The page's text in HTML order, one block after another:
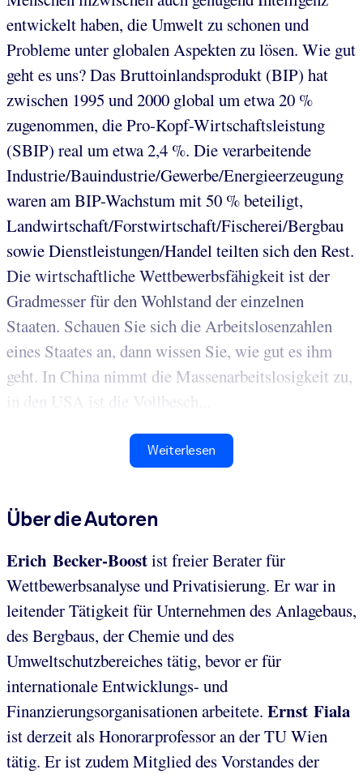
entwickelt haben, die Umwelt zu schonen und
Probleme unter globalen Aspekten zu lösen. Wie gut
geht es uns? Das Bruttoinlandsprodukt (BIP) hat
zwischen 1995 und 2000 global um etwa 20 %
zugenommen, die Pro-Kopf-Wirtschaftsleistung
(SBIP) real um etwa 2,4 %. Die verarbeitende
Industrie/Bauindustrie/Gewerbe/Energieerzeugung
waren am BIP-Wachstum mit 50 % beteiligt,
Landwirtschaft/Forstwirtschaft/Fischerei/Bergbau
sowie Dienstleistungen/Handel teilten sich den Rest.
Die wirtschaftliche Wettbewerbsfähigkeit ist der
Gradmesser für den Wohlstand der einzelnen
Staaten. Schauen Sie sich die Arbeitslosenzahlen
eines Staates an, dann wissen Sie, wie gut es ihm
geht. In China nimmt die Massenarbeitslosigkeit zu,
in den USA ist die Vollbesch...
Weiterlesen
Über die Autoren
Erich Becker-Boostist freier Berater für
Wettbewerbsanalyse und Privatisierung. Er war in
leitender Tätigkeit für Unternehmen des Anlagebaus,
des Bergbaus, der Chemie und des
Umweltschutzbereiches tätig, bevor er für
internationale Entwicklungs- und
Finanzierungsorganisationen arbeitete. Ernst Fiala
ist derzeit als Honorarprofessor an der TU Wien
tätig. Er ist zudem Mitglied des Vorstandes der